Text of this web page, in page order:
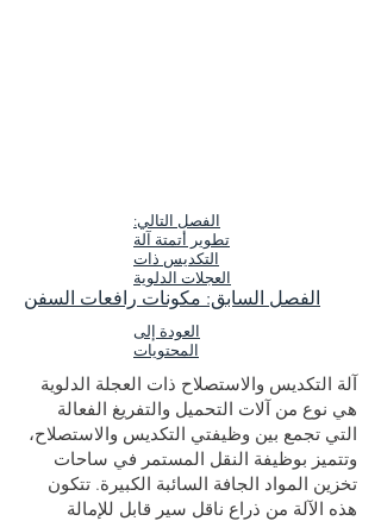
الفصل التالي:
تطوير أتمتة آلة
التكديس ذات
العجلات الدلوية
الفصل السابق: مكونات رافعات السفن
العودة إلى
المحتويات
آلة التكديس والاستصلاح ذات العجلة الدلوية
هي نوع من آلات التحميل والتفريغ الفعالة
التي تجمع بين وظيفتي التكديس والاستصلاح،
وتتميز بوظيفة النقل المستمر في ساحات
تخزين المواد الجافة السائبة الكبيرة. تتكون
هذه الآلة من ذراع ناقل سير قابل للإمالة